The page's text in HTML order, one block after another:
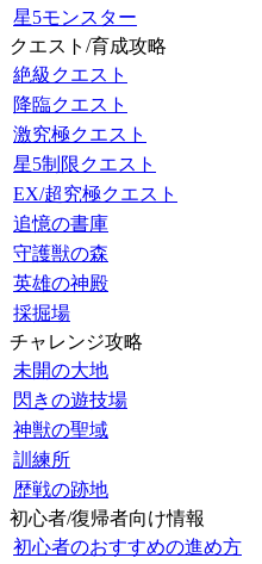
星5モンスター
クエスト/育成攻略
絶級クエスト
降臨クエスト
激究極クエスト
星5制限クエスト
EX/超究極クエスト
追憶の書庫
守護獣の森
英雄の神殿
採掘場
チャレンジ攻略
未開の大地
閃きの遊技場
神獣の聖域
訓練所
歴戦の跡地
初心者/復帰者向け情報
初心者のおすすめの進め方